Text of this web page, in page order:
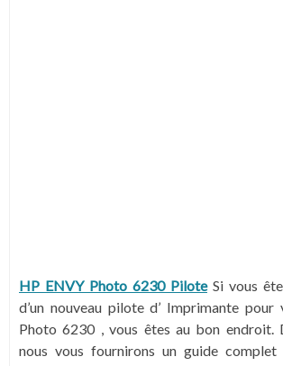
HP ENVY Photo 6230 PiloteSi vous
d’un nouveau pilote d’ Imprimante
Photo 6230 , vous êtes au bon endroit.
nous vous fournirons un guide